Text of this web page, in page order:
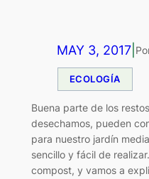
MAY 3, 2017|
ECOLOGÍA
Buena parte de los
desechamos, pueden
para nuestro jardín
sencillo y fácil de
compost, y vamos a